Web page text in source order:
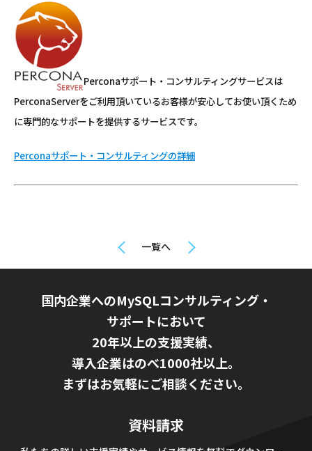
Perconaサポート・コンサルティングサービスは
PerconaServerをご利用頂いているお客様が安心してお使い頂くため
に専門的なサポートを提供するサービスです。
Perconaサポート・コンサルティングの詳細
一覧へ
国内企業へのMySQLコンサルティング・
サポートにおいて
20年以上の支援実績、
導入企業はのべ1000社以上。
まずはお気軽にご相談ください。
資料請求